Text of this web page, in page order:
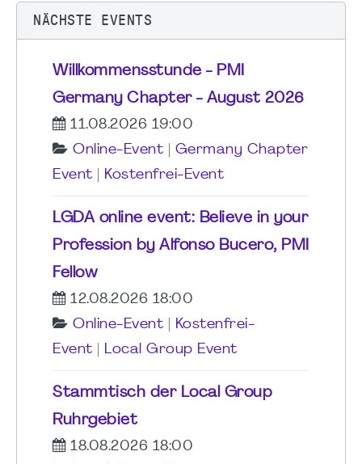
NÄCHSTE EVENTS
Willkommensstunde - PMI
Germany Chapter - August 2026
11.08.2026 19:00
Online-Event
Germany Chapter
Event
Kostenfrei-Event
LGDA online event: Believe in your
Profession by Alfonso Bucero, PMI
Fellow
12.08.2026 18:00
Online-Event
Kostenfrei-
Event
Local Group Event
Stammtisch der Local Group
Ruhrgebiet
18.08.2026 18:00